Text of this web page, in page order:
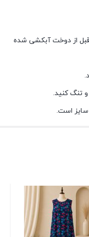
از دوخت آبکشی شده
و تنگ کنید.